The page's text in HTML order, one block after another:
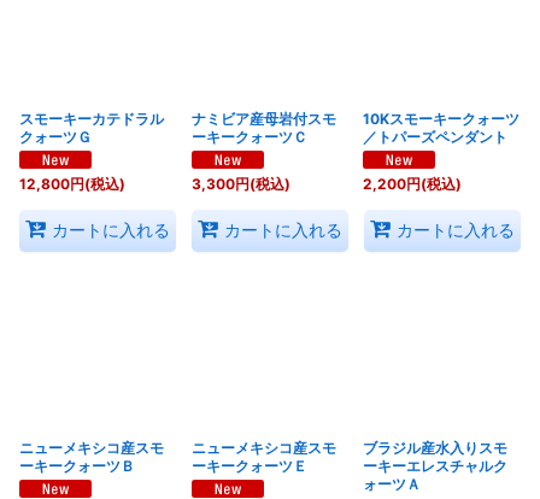
スモーキーカテドラル
クォーツＧ
12,800円(税込)
カートに入れる
ナミビア産母岩付スモ
ーキークォーツＣ
3,300円(税込)
カートに入れる
10Kスモーキークォーツ
／トパーズペンダント
2,200円(税込)
カートに入れる
ニューメキシコ産スモ
ーキークォーツＢ
ニューメキシコ産スモ
ーキークォーツＥ
ブラジル産水入りスモ
ーキーエレスチャルク
ォーツＡ